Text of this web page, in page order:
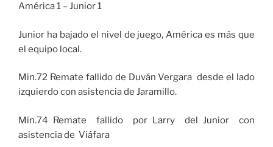
América 1 – Junior 1
Junior ha bajado el nivel de juego, América es más que
el equipo local.
Min.72 Remate fallido de Duván Vergara desde el lado
izquierdo con asistencia de Jaramillo.
Min.74 Remate fallido por Larry del Junior con
asistencia de Viáfara